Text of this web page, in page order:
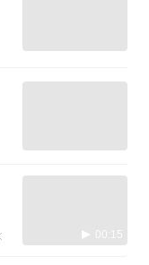
00:15